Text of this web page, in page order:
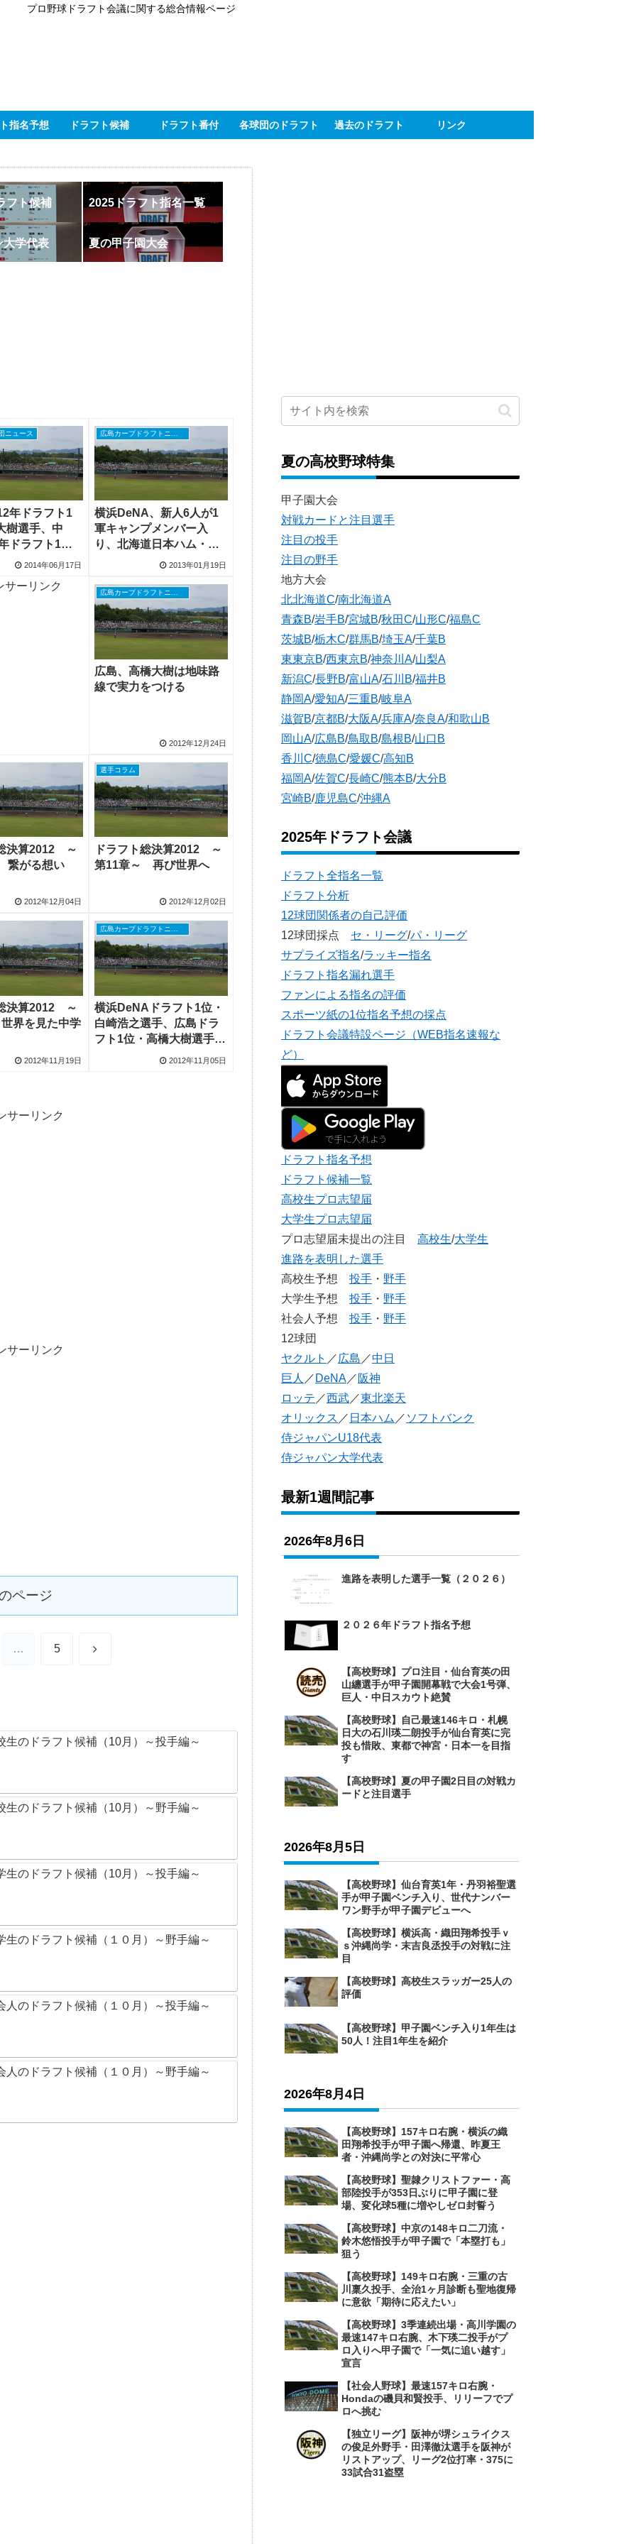
プロ野球ドラフト会議に関する総合情報ページ
指名予想 ドラフト候補 ドラフト番付 各球団のドラフト 過去のドラフト リンク
フト候補 2025ドラフト指名一覧
大学代表 夏の甲子園大会
ニュース
年ドラフト1
樹選手、中
ドラフト1
太投手が1軍昇
2014年06月17日
横浜DeNA、新人6人が1
軍キャンプメンバー入
り、北海道日本ハム・新
垣勇人投手、屋宜照悟投
2013年01月19日
サーリンク
広島、高橋大樹は地味路
線で実力をつける
2012年12月24日
決算2012 ～
繋がる想い
2012年12月04日
選手コラム
ドラフト総決算2012 ～
第11章～ 再び世界へ
2012年12月02日
決算2012 ～
界を見た中学
2012年11月19日
横浜DeNAドラフト1位・
白崎浩之選手、広島ドラ
フト1位・高橋大樹選手が
2012年11月05日
サーリンク
サーリンク
ページ
… 5 次
生のドラフト候補（10月）～投手編～
生のドラフト候補（10月）～野手編～
生のドラフト候補（10月）～投手編～
生のドラフト候補（１０月）～野手編～
人のドラフト候補（１０月）～投手編～
人のドラフト候補（１０月）～野手編～
夏の高校野球特集
甲子園大会
対戦カードと注目選手
注目の投手
注目の野手
地方大会
北北海道C/南北海道A
青森B/岩手B/宮城B/秋田C/山形C/福島C
茨城B/栃木C/群馬B/埼玉A/千葉B
東東京B/西東京B/神奈川A/山梨A
新潟C/長野B/富山A/石川B/福井B
静岡A/愛知A/三重B/岐阜A
滋賀B/京都B/大阪A/兵庫A/奈良A/和歌山B
岡山A/広島B/鳥取B/島根B/山口B
香川C/徳島C/愛媛C/高知B
福岡A/佐賀C/長崎C/熊本B/大分B
宮崎B/鹿児島C/沖縄A
2025年ドラフト会議
ドラフト全指名一覧
ドラフト分析
12球団関係者の自己評価
12球団採点 セ・リーグ/パ・リーグ
サプライズ指名/ラッキー指名
ドラフト指名漏れ選手
ファンによる指名の評価
スポーツ紙の1位指名予想の採点
ドラフト会議特設ページ（WEB指名速報な
ど）
ドラフト指名予想
ドラフト候補一覧
高校生プロ志望届
大学生プロ志望届
プロ志望届未提出の注目 高校生/大学生
進路を表明した選手
高校生予想 投手 ・ 野手
大学生予想 投手 ・ 野手
社会人予想 投手 ・ 野手
12球団
ヤクルト ／ 広島 ／中日
巨人 ／ DeNA ／ 阪神
ロッテ ／西武 ／東北楽天
オリックス ／ 日本ハム ／ ソフトバンク
侍ジャパンU18代表
侍ジャパン大学代表
最新1週間記事
2026年8月6日
進路を表明した選手一覧（２０２６）
２０２６年ドラフト指名予想
【高校野球】プロ注目・仙台育英の田
山纏選手が甲子園開幕戦で大会1号弾、
巨人・中日スカウト絶賛
【高校野球】自己最速146キロ・札幌
日大の石川瑛二朗投手が仙台育英に完
投も惜敗、東都で神宮・日本一を目指
す
【高校野球】夏の甲子園2日目の対戦カ
ードと注目選手
2026年8月5日
【高校野球】仙台育英1年・丹羽裕聖選
手が甲子園ベンチ入り、世代ナンバー
ワン野手が甲子園デビューへ
【高校野球】横浜高・織田翔希投手ｖ
ｓ沖縄尚学・末吉良丞投手の対戦に注
目
【高校野球】高校生スラッガー25人の
評価
【高校野球】甲子園ベンチ入り1年生は
50人！注目1年生を紹介
2026年8月4日
【高校野球】157キロ右腕・横浜の織
田翔希投手が甲子園へ帰還、昨夏王
者・沖縄尚学との対決に平常心
【高校野球】聖隷クリストファー・高
部陸投手が353日ぶりに甲子園に登
場、変化球5種に増やしゼロ封誓う
【高校野球】中京の148キロ二刀流・
鈴木悠悟投手が甲子園で「本塁打も」
狙う
【高校野球】149キロ右腕・三重の古
川稟久投手、全治1ヶ月診断も聖地復帰
に意欲「期待に応えたい」
【高校野球】3季連続出場・高川学園の
最速147キロ右腕、木下瑛二投手がプ
ロ入りへ甲子園で「一気に追い越す」
宣言
【社会人野球】最速157キロ右腕・
Hondaの磯貝和賢投手、リリーフでプ
ロへ挑む
【独立リーグ】阪神が堺シュライクス
の俊足外野手・田澤徹汰選手を阪神が
リストアップ、リーグ2位打率・375に
33試合31盗塁